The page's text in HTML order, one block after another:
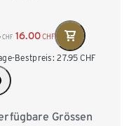
CHF 16.00CHF
Bestpreis: 27.95 CHF
Grössen
38 M 40/42